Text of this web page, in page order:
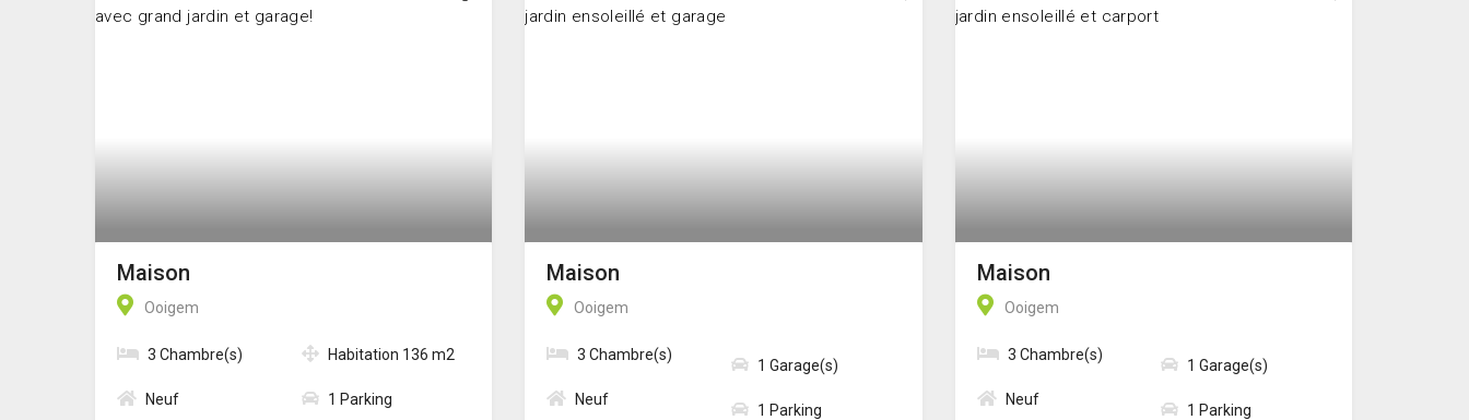
Maison
Ooigem
3 Chambre(s)
Neuf
Habitation 136 m2
1 Parking
Maison
Ooigem
3 Chambre(s)
Neuf
1 Garage(s)
1 Parking
Maison
Ooigem
3 Chambre(s)
Neuf
1 Garage(s)
1 Parking